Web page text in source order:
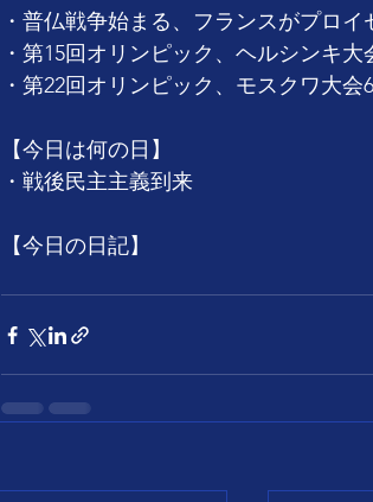
・普仏戦争始まる、フランスがプロイ
・第15回オリンピック、ヘルシンキ
・第22回オリンピック、モスクワ大
【今日は何の日】
・戦後民主主義到来
【今日の日記】